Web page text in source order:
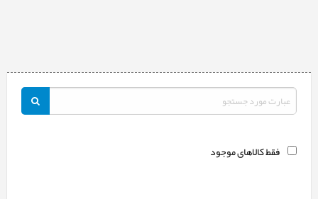
فقط کالاهای موجود